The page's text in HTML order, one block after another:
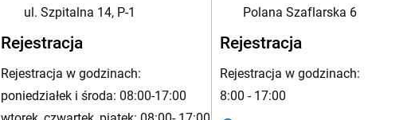
ul. Szpitalna 14, P-1
Rejestracja
Rejestracja w godzinach:
poniedziałek i środa: 08:00-17:00
Polana Szaflarska 6
Rejestracja
Rejestracja w godzinach:
8:00 - 17:00